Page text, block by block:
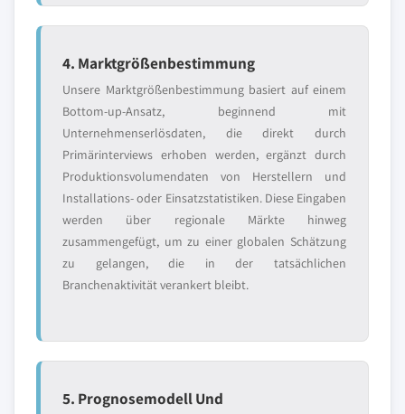
4. Marktgrößenbestimmung
Unsere Marktgrößenbestimmung basiert auf einem
Bottom-up-Ansatz, beginnend mit
Unternehmenserlösdaten, die direkt durch
Primärinterviews erhoben werden, ergänzt durch
Produktionsvolumendaten von Herstellern und
Installations- oder Einsatzstatistiken. Diese Eingaben
werden über regionale Märkte hinweg
zusammengefügt, um zu einer globalen Schätzung
zu gelangen, die in der tatsächlichen
Branchenaktivität verankert bleibt.
5. Prognosemodell Und